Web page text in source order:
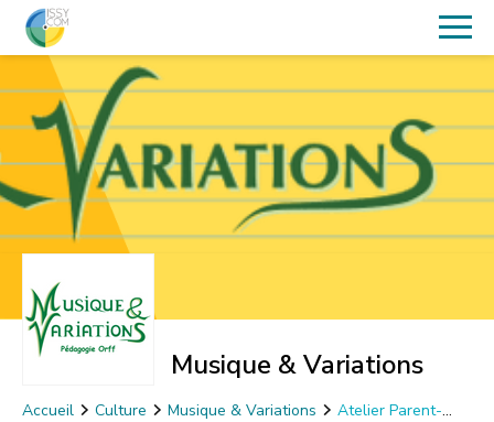
Musique & Variations
Accueil Culture Musique & Variations
Atelier Parent-